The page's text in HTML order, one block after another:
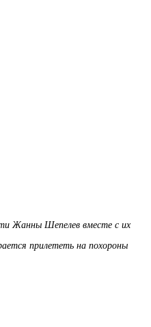
Жанны Шепелев вместе с их
прилететь на похороны